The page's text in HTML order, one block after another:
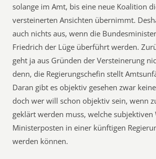
solange im Amt, bis eine neue Koalition
versteinerten Ansichten übernimmt.
auch nichts aus, wenn die
Friedrich der Lüge überführt werden.
geht ja aus Gründen der Versteinerung
denn, die Regierungschefin stellt
Daran gibt es objektiv gesehen zwar
doch wer will schon objektiv sein, wenn
geklärt werden muss, welche subjektiven
Ministerposten in einer künftigen
werden können.